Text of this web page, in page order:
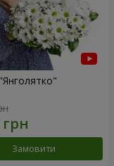
Замовити